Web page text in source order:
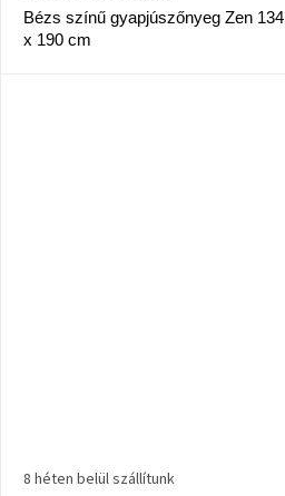
Bézs színű gyapjúszőnyeg Zen 134
x 190 cm
8 héten belül szállítunk